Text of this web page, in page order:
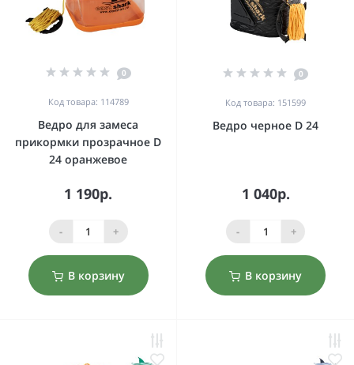
0
Код товара: 114789
Ведро для замеса
прикормки прозрачное D
24 оранжевое
1 190р.
- +
В корзину
0
Код товара: 151599
Ведро черное D 24
1 040р.
- +
В корзину